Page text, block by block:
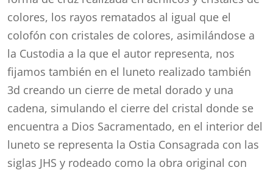
colores, los rayos rematados al igual que el
colofón con cristales de colores, asimilándose a
la Custodia a la que el autor representa, nos
fijamos también en el luneto realizado también
3d creando un cierre de metal dorado y una
cadena, simulando el cierre del cristal donde se
encuentra a Dios Sacramentado, en el interior del
luneto se representa la Ostia Consagrada con las
siglas JHS y rodeado como la obra original con